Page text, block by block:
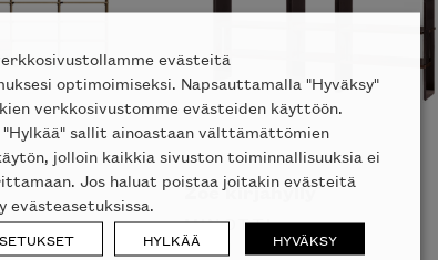
Zoe kirjahylly
MINOTTI
UUSI
evästeitä
optimoimiseksi. Napsauttamalla "Hyväksy"
verkkosivustomme evästeiden käyttöön.
sallit ainoastaan välttämättömien
jolloin kaikkia sivuston toiminnallisuuksia ei
Jos haluat poistaa joitakin evästeitä
evästeasetuksissa.
HYLKÄÄ HYVÄKSY